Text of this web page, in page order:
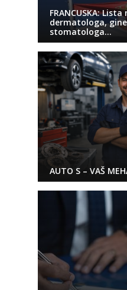
FRANCUSKA:
dermatologa,
stomatologa…
AUTO S – VAŠ